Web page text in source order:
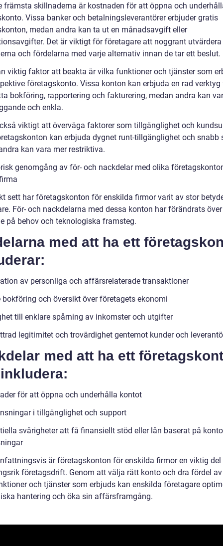
främsta skillnaderna är kostnaden för att öppna och
Vissa banker och betalningsleverantörer erbjuder gratis
medan andra kan ta ut en månadsavgift eller
Det är viktigt för företagare att noggrant utvärdera
och fördelarna med varje alternativ innan de tar ett beslut.
viktig faktor att beakta är vilka funktioner och tjänster som
företagskonto. Vissa konton kan erbjuda en rad
bokföring, rapportering och fakturering, medan andra kan
och enkla.
viktigt att överväga faktorer som tillgänglighet och
kan erbjuda dygnet runt-tillgänglighet och snabb
kan vara mer restriktiva.
genomgång av för- och nackdelar med olika
sett har företagskonton för enskilda firmor varit av stor
För- och nackdelarna med dessa konton har förändrats
på behov och teknologiska framsteg.
med att ha ett
av personliga och affärsrelaterade transaktioner
bokföring och översikt över företagets ekonomi
till enklare spårning av inkomster och utgifter
legitimitet och trovärdighet gentemot kunder och
med att ha ett
för att öppna och underhålla kontot
i tillgänglighet och support
svårigheter att få finansiellt stöd eller lån baserat på
är företagskonton för enskilda firmor en viktig del
företagsdrift. Genom att välja rätt konto och dra fördel av
och tjänster som erbjuds kan enskilda företagare
hantering och öka sin affärsframgång.